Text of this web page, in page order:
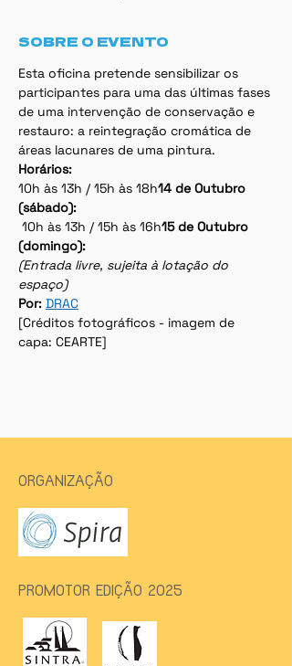
SOBRE O EVENTO
Esta oﬁcina pretende sensibilizar os
participantes para uma das últimas fases
de uma intervenção de conservação e
restauro: a reintegração cromática de
áreas lacunares de uma pintura.
Horários:
10h às 13h / 15h às 18h14 de Outubro
(sábado):
10h às 13h / 15h às 16h15 de Outubro
(domingo):
(Entrada livre, sujeita à lotação do
espaço)
Por: DRAC
[Créditos fotográficos - imagem de
capa: CEARTE]
ORGANIZAÇÃO
PROMOTOR EDIÇÃO 2025